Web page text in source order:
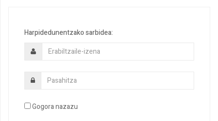
Harpidedunentzako sarbidea:
Gogora nazazu